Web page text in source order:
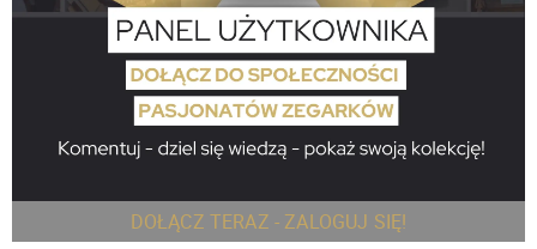
DOŁĄCZ TERAZ - ZALOGUJ SIĘ!